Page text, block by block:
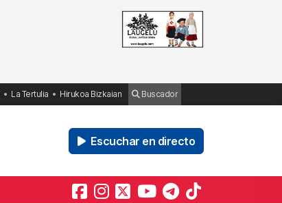
La Tertulia Hirukoa Bizkaian Buscador
Escuchar en directo